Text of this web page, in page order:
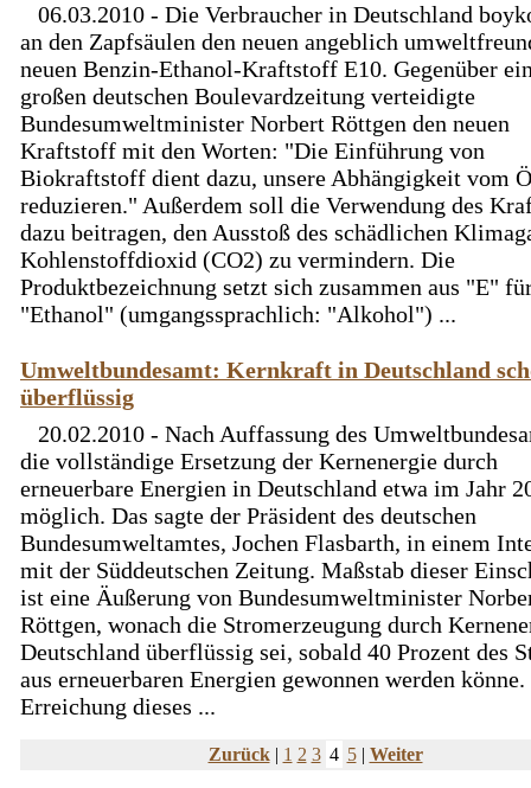
06.03.2010 - Die Verbraucher in Deutschland
an den Zapfsäulen den neuen angeblich
neuen Benzin-Ethanol-Kraftstoff E10. Gegenüber
großen deutschen Boulevardzeitung verteidigte
Bundesumweltminister Norbert Röttgen den neuen
Kraftstoff mit den Worten: "Die Einführung von
Biokraftstoff dient dazu, unsere Abhängigkeit vom
reduzieren." Außerdem soll die Verwendung des
dazu beitragen, den Ausstoß des schädlichen
Kohlenstoffdioxid (CO2) zu vermindern. Die
Produktbezeichnung setzt sich zusammen aus "E"
"Ethanol" (umgangssprachlich: "Alkohol") ...
Umweltbundesamt: Kernkraft in Deutschland
überflüssig
20.02.2010 - Nach Auffassung des
die vollständige Ersetzung der Kernenergie durch
erneuerbare Energien in Deutschland etwa im Jahr
möglich. Das sagte der Präsident des deutschen
Bundesumweltamtes, Jochen Flasbarth, in einem
mit der Süddeutschen Zeitung. Maßstab dieser
ist eine Äußerung von Bundesumweltminister
Röttgen, wonach die Stromerzeugung durch
Deutschland überflüssig sei, sobald 40 Prozent des
aus erneuerbaren Energien gewonnen werden
Erreichung dieses ...
Zurück| 1 2 3 4 5| Weiter